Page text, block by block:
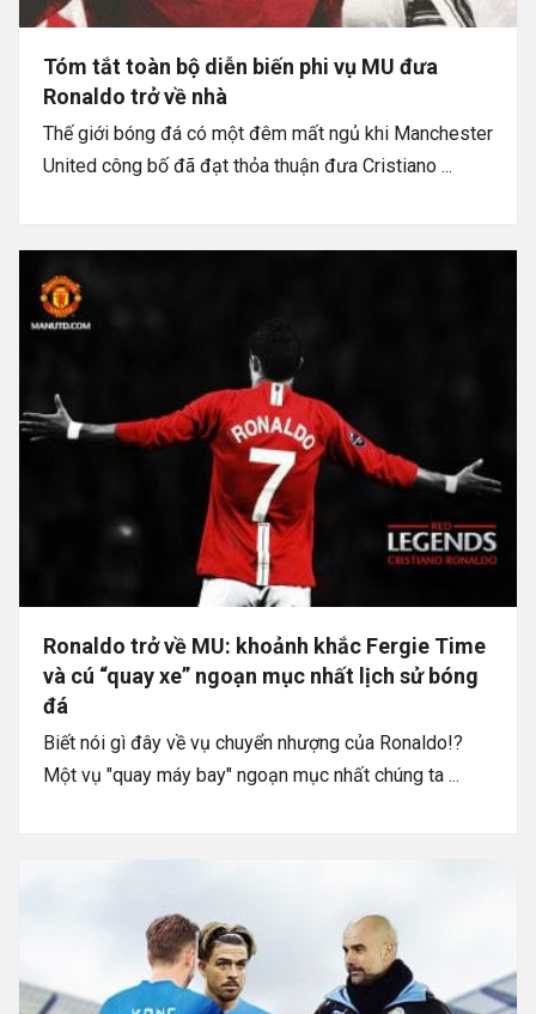
Tóm tắt toàn bộ diễn biến phi vụ MU đưa
Ronaldo trở về nhà
Thế giới bóng đá có một đêm mất ngủ khi Manchester
United công bố đã đạt thỏa thuận đưa Cristiano ...
Ronaldo trở về MU: khoảnh khắc Fergie Time
và cú “quay xe” ngoạn mục nhất lịch sử bóng
đá
Biết nói gì đây về vụ chuyển nhượng của Ronaldo!?
Một vụ "quay máy bay" ngoạn mục nhất chúng ta ...